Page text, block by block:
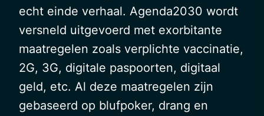
echt einde verhaal. Agenda2030 wordt
versneld uitgevoerd met exorbitante
maatregelen zoals verplichte vaccinatie,
2G, 3G, digitale paspoorten, digitaal
geld, etc. Al deze maatregelen zijn
gebaseerd op blufpoker, drang en